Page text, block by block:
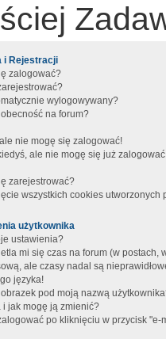
i Rejestracji
zalogować?
wylogowywany?
na forum?
nie mogę się zalogować!
ale nie mogę się już
zarejestrować?
wszystkich cookies utworzonych
użytkownika
ustawienia?
mi się czas na forum (w postach,
ale czasy nadal są
języka!
pod moją nazwą
jak mogę ją zmienić?
po kliknięciu w przycisk "e-